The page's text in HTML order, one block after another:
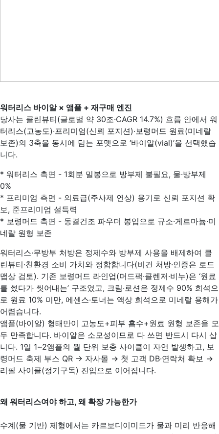
워터리스 바이알 × 앰플 + 재구매 엔진
당사는 클린뷰티(글로벌 약 30조·CAGR 14.7%) 흐름 안에서 워
터리스(고농도)·프리미엄(신뢰 포지션)·보령머드 원료(미네랄
보존)의 3축을 동시에 담는 포맷으로 ‘바이알(vial)’을 선택했습
니다.
* 워터리스 측면 - 1회분 밀봉으로 방부제 불필요, 물·방부제
0%
* 프리미엄 측면 - 의료급(주사제 연상) 용기로 신뢰 포지션 확
보, 준프리미엄 설득력
* 보령머드 측면 - 동결건조 파우더 봉입으로 규소·게르마늄·미
네랄 원형 보존
워터리스·무방부 처방은 정제수와 방부제 사용을 배제하여 클
린뷰티·친환경 소비 가치와 정합합니다(비건 처방·인증은 로드
맵상 검토). 기존 보령머드 라인업(머드팩·클렌저·비누)은 ‘원료
를 썼다가 씻어내는’ 구조였고, 크림·로션은 정제수 90% 희석으
로 원료 10% 미만, 에센스·토너는 액상 희석으로 미네랄 용해가
어렵습니다.
앰플(바이알) 형태만이 고농도+피부 흡수+원료 원형 보존을 모
두 만족합니다. 바이알은 소모성이므로 다 쓰면 반드시 다시 삽
니다. 1일 1~2앰플의 월 단위 보충 사이클이 자연 발생하고, 보
령머드 축제 부스 QR → 자사몰 → 첫 고객 DB·연락처 확보 →
리필 사이클(정기구독) 진입으로 이어집니다.
왜 워터리스여야 하고, 왜 확장 가능한가
수계(물 기반) 제형에서는 카르보디이미드가 물과 미리 반응해